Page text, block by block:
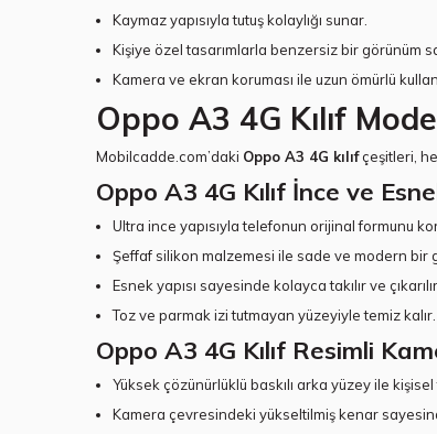
Kaymaz yapısıyla tutuş kolaylığı sunar.
Kişiye özel tasarımlarla benzersiz bir görünüm
Kamera ve ekran koruması ile uzun ömürlü
Oppo A3 4G Kılıf
Mobilcadde.com’daki Oppo A3 4G kılıfçeşitleri,
Oppo A3 4G Kılıf İnce ve
Ultra ince yapısıyla telefonun orijinal formunu
Şeffaf silikon malzemesi ile sade ve modern bir
Esnek yapısı sayesinde kolayca takılır ve çıkarılır.
Toz ve parmak izi tutmayan yüzeyiyle temiz kalır.
Oppo A3 4G Kılıf Resimli
Yüksek çözünürlüklü baskılı arka yüzey ile kişisel
Kamera çevresindeki yükseltilmiş kenar